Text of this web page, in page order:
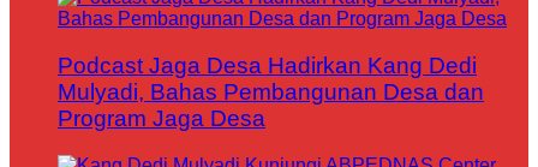
Podcast Jaga Desa Hadirkan Kang Dedi
Mulyadi, Bahas Pembangunan Desa dan
Program Jaga Desa